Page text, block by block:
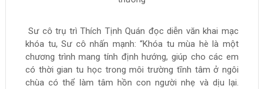
Sư cô trụ trì Thích Tịnh Quán đọc diễn văn khai mạc
khóa tu, Sư cô nhấn mạnh: “Khóa tu mùa hè là một
chương trình mang tính định hướng, giúp cho các em
có thời gian tu học trong môi trường tĩnh tâm ở ngôi
chùa có thể làm tâm hồn con người nhẹ và dịu lại.